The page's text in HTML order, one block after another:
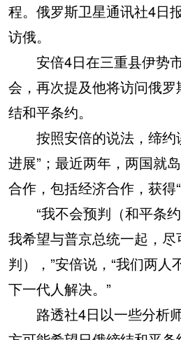
程。俄罗斯卫星通讯社4日
访俄。
安倍4日在三重县伊势
会，再次提及他将访问俄
结和平条约。
按照安倍的说法，缔约
进展”；最近两年，两国就
合作，包括经济合作，获得
“我不会预判（和平条约
我希望与普京总统一起，
判），”安倍说，“我们两人
下一代人解决。”
路透社4日以一些分析